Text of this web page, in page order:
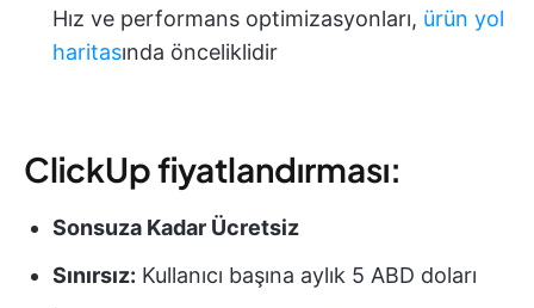
Hız ve performans optimizasyonları, ürün yol
haritasında önceliklidir
ClickUp fiyatlandırması:
Sonsuza Kadar Ücretsiz
Sınırsız: Kullanıcı başına aylık 5 ABD doları